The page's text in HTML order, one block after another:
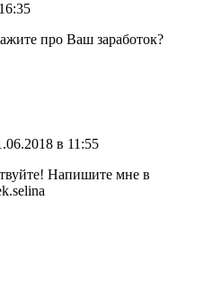
про Ваш заработок?
в 11:55
Напишите мне в